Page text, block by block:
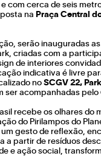
com cerca de seis
na Praça Central
serão inauguradas as
criadas com a
de interiores
indicativa é livre
no SCGV 22,
ser acompanhadas pelo
recebe os olhares do
do Pirilampos do
gesto de reflexão,
a partir de resíduos
e ação social,